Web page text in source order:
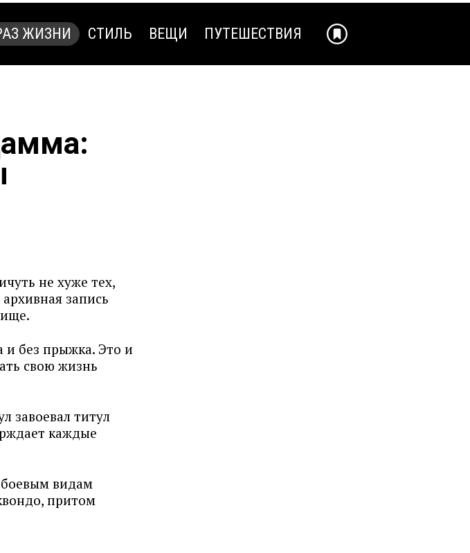
ЖИЗНИ СТИЛЬ ВЕЩИ ПУТЕШЕСТВИЯ
не хуже тех,
запись
и без прыжка. Это и
свою жизнь
завоевал титул
каждые
видам
притом